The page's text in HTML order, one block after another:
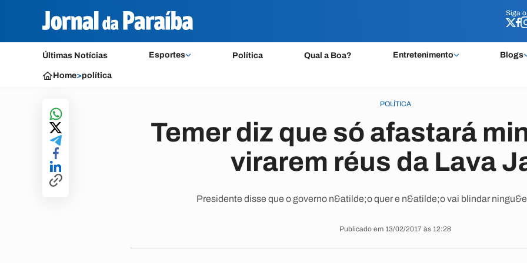
Siga o
Últimas Notícias Esportes Política Qual a Boa? Entretenimento Blogs
Siga o
Home>política
POLÍTICA
Temer diz que só afastará
virarem réus da Lava
Presidente disse que o governo n&atilde;o quer e n&atilde;o vai blindar
Publicado em 13/02/2017 às 12:28